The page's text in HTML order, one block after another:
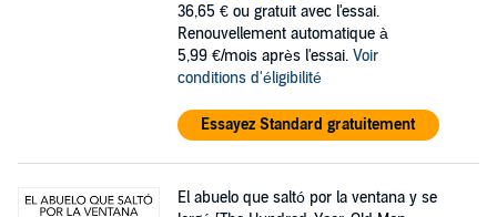
36,65 € ou gratuit avec l'essai.
Renouvellement automatique à
5,99 €/mois après l'essai. Voir
conditions d'éligibilité
Essayez Standard gratuitement
El abuelo que saltó por la ventana y se